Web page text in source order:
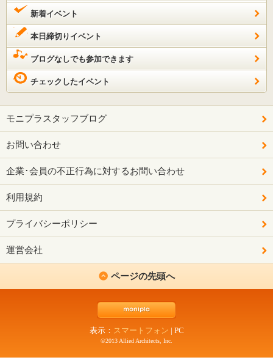
新着イベント
本日締切りイベント
ブログなしでも参加できます
チェックしたイベント
モニプラスタッフブログ
お問い合わせ
企業･会員の不正行為に対するお問い合わせ
利用規約
プライバシーポリシー
運営会社
ページの先頭へ
表示： スマートフォン | PC
©2013 Allied Architects, Inc.